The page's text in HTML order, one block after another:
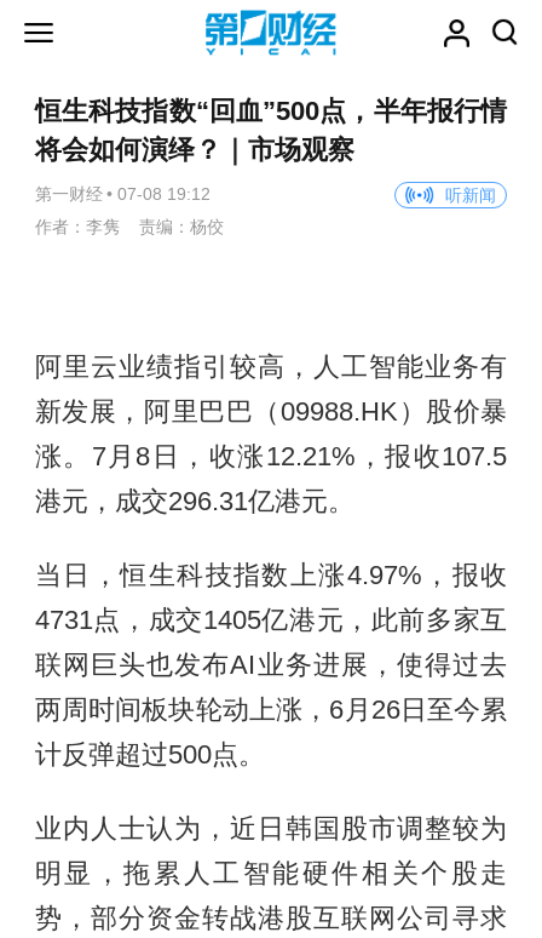
恒生科技指数“回血”500点，半年报行情
将会如何演绎？｜市场观察
第一财经 • 07-08 19:12
听新闻
作者：李隽 责编：杨佼
阿里云业绩指引较高，人工智能业务有
新发展，阿里巴巴（09988.HK）股价暴
涨。7月8日，收涨12.21%，报收107.5
港元，成交296.31亿港元。
当日，恒生科技指数上涨4.97%，报收
4731点，成交1405亿港元，此前多家互
联网巨头也发布AI业务进展，使得过去
两周时间板块轮动上涨，6月26日至今累
计反弹超过500点。
业内人士认为，近日韩国股市调整较为
明显，拖累人工智能硬件相关个股走
势，部分资金转战港股互联网公司寻求